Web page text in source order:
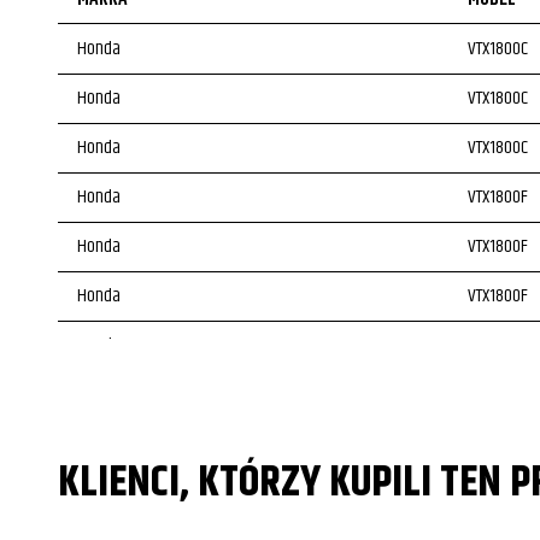
Honda
VTX1800C
Honda
VTX1800C
Honda
VTX1800C
Honda
VTX1800F
Honda
VTX1800F
Honda
VTX1800F
Honda
Honda
GL1800
KLIENCI, KTÓRZY KUPILI TEN